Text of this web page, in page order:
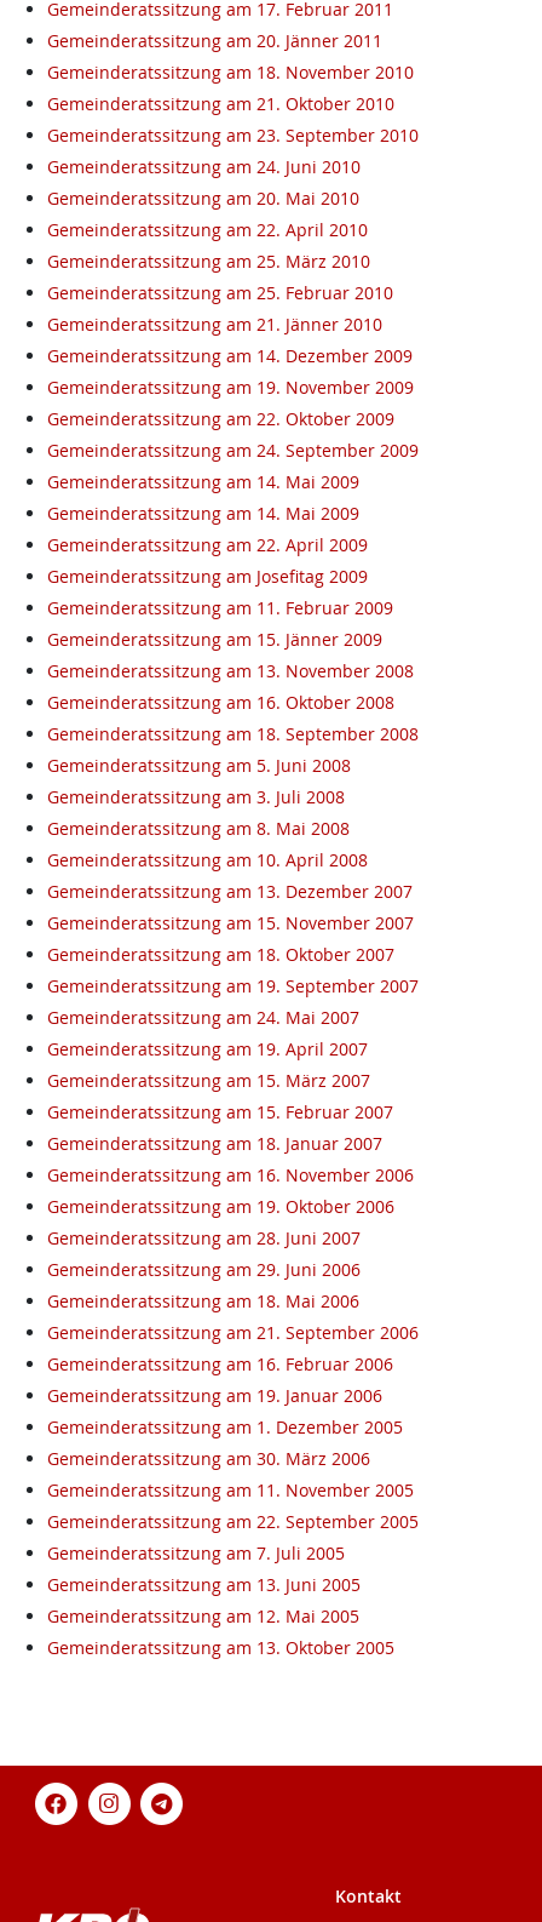
Gemeinderatssitzung am 17. Februar 2011
Gemeinderatssitzung am 20. Jänner 2011
Gemeinderatssitzung am 18. November 2010
Gemeinderatssitzung am 21. Oktober 2010
Gemeinderatssitzung am 23. September 2010
Gemeinderatssitzung am 24. Juni 2010
Gemeinderatssitzung am 20. Mai 2010
Gemeinderatssitzung am 22. April 2010
Gemeinderatssitzung am 25. März 2010
Gemeinderatssitzung am 25. Februar 2010
Gemeinderatssitzung am 21. Jänner 2010
Gemeinderatssitzung am 14. Dezember 2009
Gemeinderatssitzung am 19. November 2009
Gemeinderatssitzung am 22. Oktober 2009
Gemeinderatssitzung am 24. September 2009
Gemeinderatssitzung am 14. Mai 2009
Gemeinderatssitzung am 14. Mai 2009
Gemeinderatssitzung am 22. April 2009
Gemeinderatssitzung am Josefitag 2009
Gemeinderatssitzung am 11. Februar 2009
Gemeinderatssitzung am 15. Jänner 2009
Gemeinderatssitzung am 13. November 2008
Gemeinderatssitzung am 16. Oktober 2008
Gemeinderatssitzung am 18. September 2008
Gemeinderatssitzung am 5. Juni 2008
Gemeinderatssitzung am 3. Juli 2008
Gemeinderatssitzung am 8. Mai 2008
Gemeinderatssitzung am 10. April 2008
Gemeinderatssitzung am 13. Dezember 2007
Gemeinderatssitzung am 15. November 2007
Gemeinderatssitzung am 18. Oktober 2007
Gemeinderatssitzung am 19. September 2007
Gemeinderatssitzung am 24. Mai 2007
Gemeinderatssitzung am 19. April 2007
Gemeinderatssitzung am 15. März 2007
Gemeinderatssitzung am 15. Februar 2007
Gemeinderatssitzung am 18. Januar 2007
Gemeinderatssitzung am 16. November 2006
Gemeinderatssitzung am 19. Oktober 2006
Gemeinderatssitzung am 28. Juni 2007
Gemeinderatssitzung am 29. Juni 2006
Gemeinderatssitzung am 18. Mai 2006
Gemeinderatssitzung am 21. September 2006
Gemeinderatssitzung am 16. Februar 2006
Gemeinderatssitzung am 19. Januar 2006
Gemeinderatssitzung am 1. Dezember 2005
Gemeinderatssitzung am 30. März 2006
Gemeinderatssitzung am 11. November 2005
Gemeinderatssitzung am 22. September 2005
Gemeinderatssitzung am 7. Juli 2005
Gemeinderatssitzung am 13. Juni 2005
Gemeinderatssitzung am 12. Mai 2005
Gemeinderatssitzung am 13. Oktober 2005
Kontakt